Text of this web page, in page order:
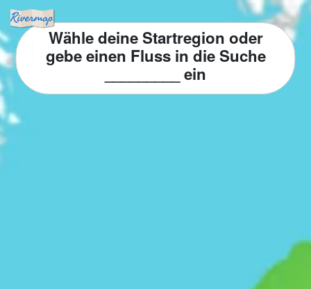
Wähle deine Startregion oder
gebe einen Fluss in die Suche
_________ ein